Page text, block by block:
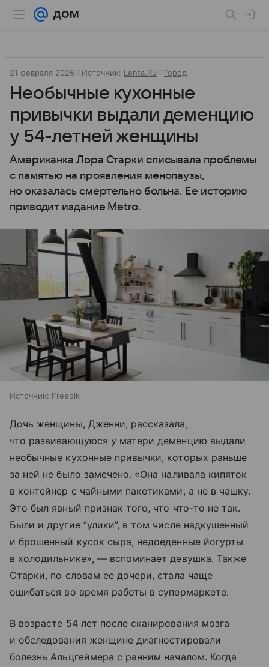
21 февраля 2026 Источник: Lenta.Ru Город
Необычные кухонные
привычки выдали деменцию
у 54-летней женщины
Американка Лора Старки списывала проблемы
с памятью на проявления менопаузы,
но оказалась смертельно больна. Ее историю
приводит издание Metro.
Источник: Freepik
Дочь женщины, Дженни, рассказала,
что развивающуюся у матери деменцию выдали
необычные кухонные привычки, которых раньше
за ней не было замечено. «Она наливала кипяток
в контейнер с чайными пакетиками, а не в чашку.
Это был явный признак того, что что-то не так.
Были и другие “улики”, в том числе надкушенный
и брошенный кусок сыра, недоеденные йогурты
в холодильнике», — вспоминает девушка. Также
Старки, по словам ее дочери, стала чаще
ошибаться во время работы в супермаркете.
В возрасте 54 лет после сканирования мозга
и обследования женщине диагностировали
болезнь Альцгеймера с ранним началом. Когда